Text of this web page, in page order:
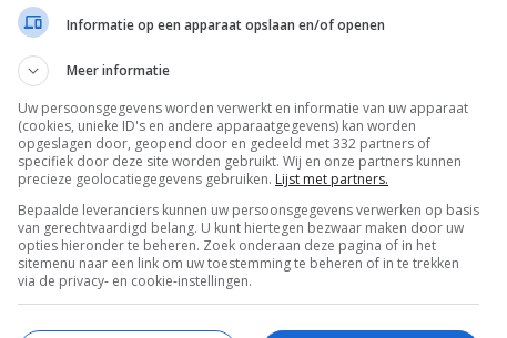
met mozzarella en
Informatie op een apparaat opslaan en/of openen
Meer informatie
Uw persoonsgegevens worden verwerkt en informatie van uw apparaat
(cookies, unieke ID's en andere apparaatgegevens) kan worden
opgeslagen door, geopend door en gedeeld met 332 partners of
specifiek door deze site worden gebruikt. Wij en onze partners kunnen
precieze geolocatiegegevens gebruiken. Lijst met partners.
Bepaalde leveranciers kunnen uw persoonsgegevens verwerken op basis
van gerechtvaardigd belang. U kunt hiertegen bezwaar maken door uw
opties hieronder te beheren. Zoek onderaan deze pagina of in het
sitemenu naar een link om uw toestemming te beheren of in te trekken
via de privacy- en cookie-instellingen.